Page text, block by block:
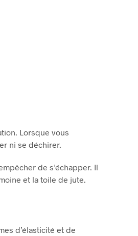
Lorsque vous
ni se déchirer.
de s’échapper. Il
et la toile de jute.
d’élasticité et de